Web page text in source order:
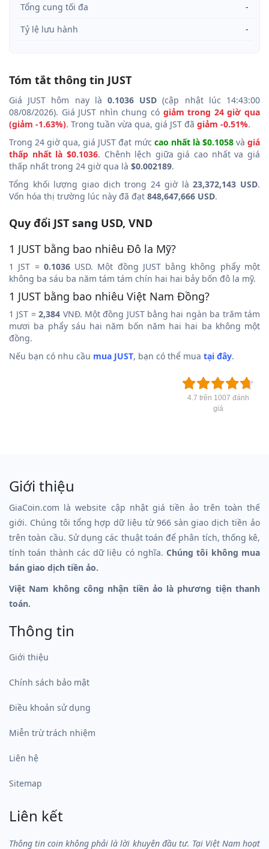
Tổng cung tối đa
-
Tỷ lệ lưu hành
-
Tóm tắt thông tin JUST
Giá JUST hôm nay là 0.1036 USD (cập nhật lúc 14:43:00
08/08/2026). Giá JUST nhìn chung có giảm trong 24 giờ qua
(giảm -1.63%). Trong tuần vừa qua, giá JST đã giảm -0.51%.
Trong 24 giờ qua, giá JUST đạt mức cao nhất là $0.1058vàgiá
thấp nhất là $0.1036. Chênh lệch giữa giá cao nhất va giá
thấp nhất trong 24 giờ qua là $0.002189.
Tổng khối lượng giao dịch trong 24 giờ là23,372,143 USD.
Vốn hóa thị trường lúc này đã đạt 848,647,666 USD.
Quy đổi JST sang USD, VND
1 JUST bằng bao nhiêu Đô la Mỹ?
1 JST = 0.1036USD. Một đồng JUST bằng không phẩy một
không ba sáu ba năm tám tám chín hai hai bảy bốn đô la mỹ.
1 JUST bằng bao nhiêu Việt Nam Đồng?
1 JST =2,384 VNĐ. Một đồng JUST bằng hai ngàn ba trăm tám
mươi ba phẩy sáu hai năm bốn năm hai hai ba không một
đồng.
Nếu bạn có nhu cầu mua JUST, bạn có thể mua tại đây.
4.7 trên 1007 đánh
giá
Giới thiệu
GiaCoin.com là website cập nhật giá tiền ảo trên toàn thế
giới. Chúng tôi tổng hợp dữ liệu từ 966 sàn giao dịch tiền ảo
trên toàn cầu. Sử dụng các thuật toán để phân tích, thống kê,
tính toán thành các dữ liệu có nghĩa.Chúng tôi không mua
bán giao dịch tiền ảo.
Việt Nam không công nhận tiền ảo là phương tiện thanh
toán.
Thông tin
Giới thiệu
Chính sách bảo mật
Điều khoản sử dụng
Miễn trừ trách nhiệm
Liên hệ
Sitemap
Liên kết
Thông tin coin không phải là lời khuyên đầu tư. Tại Việt Nam hoạt